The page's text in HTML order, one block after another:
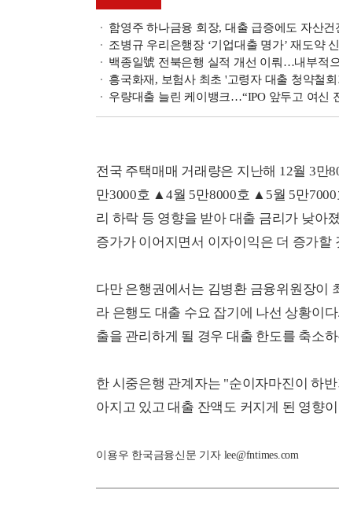
함영주 하나금융 회장, 대출 급증에도 자산
조병규 우리은행장 ‘기업대출 명가’ 재도약
백종일號 전북은행 실적 개선 이뤄…내부적
흥국화재, 보험사 최초 '고령자 대출 청약철
우량대출 늘린 케이뱅크…“IPO 앞두고 여신
전국 주택매매 거래량은 지난해 12월 3
만3000호 ▲4월 5만8000호 ▲5월 5만
리 하락 등 영향을 받아 대출 금리가 낮아
증가가 이어지면서 이자이익은 더 증가할
다만 은행권에서는 김병환 금융위원장이
라 은행도 대출 수요 잡기에 나선 상황이
출을 관리하게 될 경우 대출 한도를 축소
한 시중은행 관계자는 "순이자마진이 하
아지고 있고 대출 잔액도 커지게 된 영향
이용우 한국금융신문 기자 lee@fntimes.com